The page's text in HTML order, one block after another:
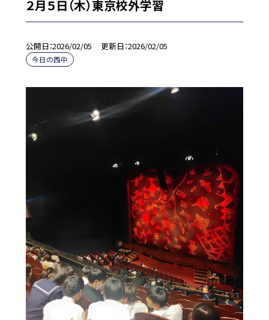
２月５日（木）東京校外学習
公開日 2026/02/05 更新日 2026/02/05
今日の西中